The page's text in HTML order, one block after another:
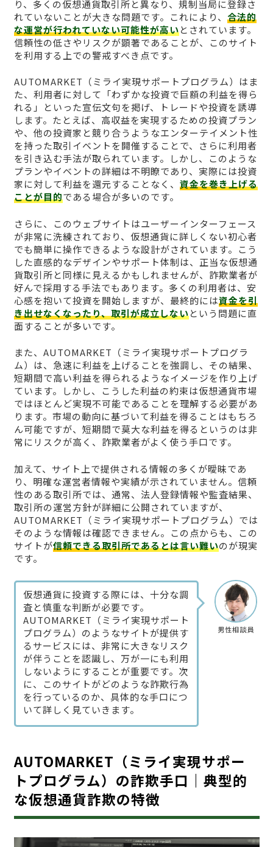
り、多くの仮想通貨取引所と異なり、規制当局に登録さ
れていないことが大きな問題です。これにより、 合法的
な運営が行われていない可能性が高いとされています。
信頼性の低さやリスクが顕著であることが、このサイト
を利用する上での警戒すべき点です。
AUTOMARKET（ミライ実現サポートプログラム）はま
た、利用者に対して「わずかな投資で巨額の利益を得ら
れる」といった宣伝文句を掲げ、トレードや投資を誘導
します。たとえば、高収益を実現するための投資プラン
や、他の投資家と競り合うようなエンターテイメント性
を持った取引イベントを開催することで、さらに利用者
を引き込む手法が取られています。しかし、このような
プランやイベントの詳細は不明瞭であり、実際には投資
家に対して利益を還元することなく、 資金を巻き上げる
ことが目的である場合が多いのです。
さらに、このウェブサイトはユーザーインターフェース
が非常に洗練されており、仮想通貨に詳しくない初心者
でも簡単に操作できるような設計がされています。こう
した直感的なデザインやサポート体制は、正当な仮想通
貨取引所と同様に見えるかもしれませんが、詐欺業者が
好んで採用する手法でもあります。多くの利用者は、安
心感を抱いて投資を開始しますが、最終的には資金を引
き出せなくなったり、取引が成立しないという問題に直
面することが多いです。
また、AUTOMARKET（ミライ実現サポートプログラ
ム）は、急速に利益を上げることを強調し、その結果、
短期間で高い利益を得られるようなイメージを作り上げ
ています。しかし、こうした利益の約束は仮想通貨市場
ではほとんど実現不可能であることを理解する必要があ
ります。市場の動向に基づいて利益を得ることはもちろ
ん可能ですが、短期間で莫大な利益を得るというのは非
常にリスクが高く、詐欺業者がよく使う手口です。
加えて、サイト上で提供される情報の多くが曖昧であ
り、明確な運営者情報や実績が示されていません。信頼
性のある取引所では、通常、法人登録情報や監査結果、
取引所の運営方針が詳細に公開されていますが、
AUTOMARKET（ミライ実現サポートプログラム）では
そのような情報は確認できません。この点からも、この
サイトが信頼できる取引所であるとは言い難いのが現実
です。
男性相談員
仮想通貨に投資する際には、十分な調
査と慎重な判断が必要です。
AUTOMARKET（ミライ実現サポート
プログラム）のようなサイトが提供す
るサービスには、非常に大きなリスク
が伴うことを認識し、万が一にも利用
しないようにすることが重要です。次
に、このサイトがどのような詐欺行為
を行っているのか、具体的な手口につ
いて詳しく見ていきます。
AUTOMARKET（ミライ実現サポー
トプログラム）の詐欺手口｜典型的
な仮想通貨詐欺の特徴